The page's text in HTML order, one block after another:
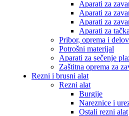
Aparati za
Aparati za
Aparati za
Aparati za
Pribor, oprema i
Potrošni materijal
Aparati za sečenje
Zaštitna oprema za
Rezni i brusni alat
Rezni alat
Burgije
Nareznice i
Ostali rezni alat